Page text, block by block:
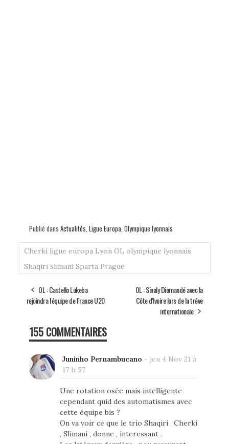
Publié dans Actualités, Ligue Europa, Olympique lyonnais
Cherki ligue europa Lyon OL olympique lyonnais
Shaqiri slimani Sparta Prague
OL : Castello Lukeba
rejoindra l'équipe de France U20
OL : Sinaly Diomandé avec la
Côte d'Ivoire lors de la trêve
internationale
155 COMMENTAIRES
Juninho Pernambucano - jeu 4 Nov 21 à
17 h 57
Une rotation osée mais intelligente
cependant quid des automatismes avec
cette équipe bis ?
On va voir ce que le trio Shaqiri , Cherki
, Slimani , donne , interessant .